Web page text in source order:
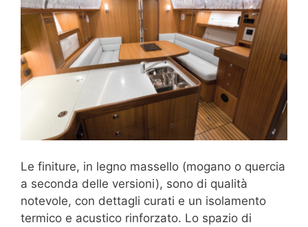
Le finiture, in legno massello (mogano o quercia
a seconda delle versioni), sono di qualità
notevole, con dettagli curati e un isolamento
termico e acustico rinforzato. Lo spazio di